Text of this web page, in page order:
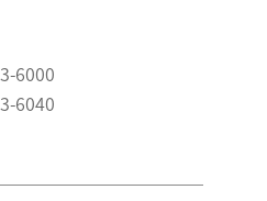
6000
6040